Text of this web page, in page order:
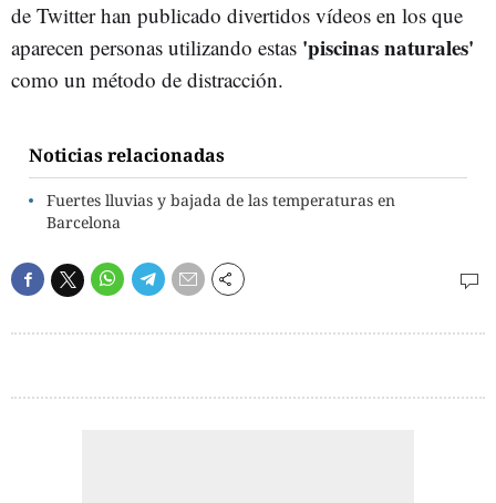
de Twitter han publicado divertidos vídeos en los que
aparecen personas utilizando estas 'piscinas naturales'
como un método de distracción.
Noticias relacionadas
Fuertes lluvias y bajada de las temperaturas en
Barcelona